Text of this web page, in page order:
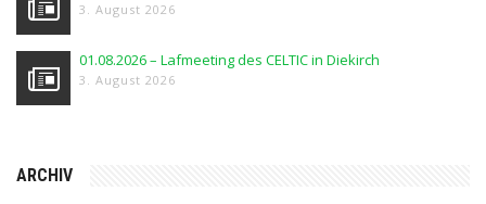
3. August 2026
01.08.2026 – Lafmeeting des CELTIC in Diekirch
3. August 2026
ARCHIV